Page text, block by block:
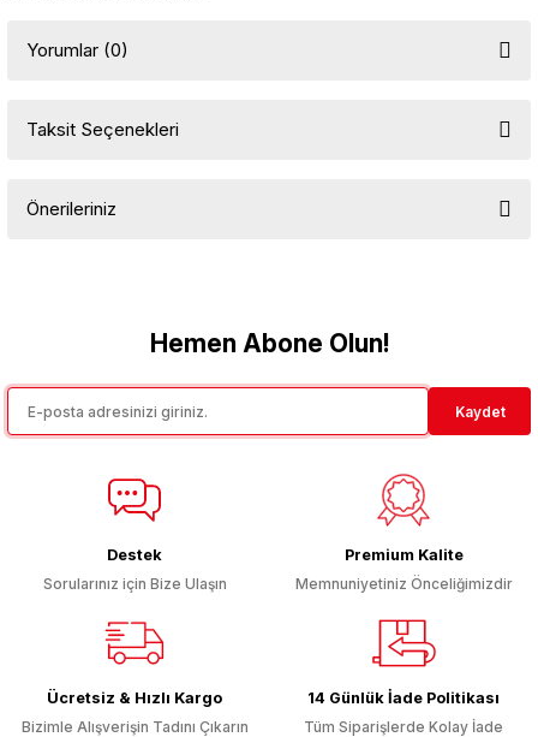
Yorumlar (0)
Taksit Seçenekleri
Önerileriniz
Görüş ve önerileriniz için teşekkür ederiz.
Ürün resmi kalitesiz, bozuk veya görüntülenemiyor.
Ürün fiyatı diğer sitelerden daha pahalı.
Hemen Abone Olun!
Kaydet
Destek
Sorularınız için Bize Ulaşın
Premium Kalite
Memnuniyetiniz Önceliğimizdir
Ücretsiz & Hızlı Kargo
Bizimle Alışverişin Tadını Çıkarın
14 Günlük İade Politikası
Tüm Siparişlerde Kolay İade